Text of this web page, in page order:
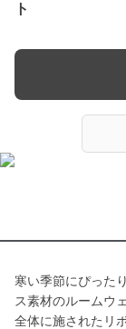
ト
寒い季節にぴった
ス素材のルームウ
全体に施されたリ